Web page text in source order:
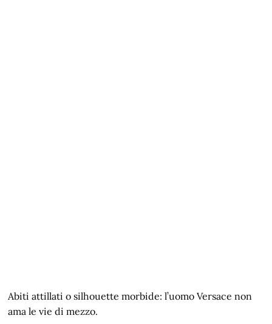
Abiti attillati o silhouette morbide: l’uomo Versace non
ama le vie di mezzo.